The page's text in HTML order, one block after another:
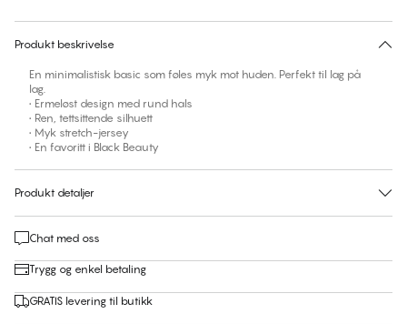
Produkt beskrivelse
En minimalistisk basic som føles myk mot huden. Perfekt til lag på
lag.
• Ermeløst design med rund hals
• Ren, tettsittende silhuett
• Myk stretch-jersey
• En favoritt i Black Beauty
Produkt detaljer
Chat med oss
Trygg og enkel betaling
GRATIS levering til butikk